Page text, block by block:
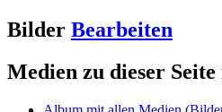
Bilder Bearbeiten
Medien zu dieser